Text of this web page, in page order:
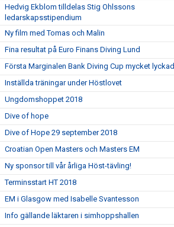
Hedvig Ekblom tilldelas Stig Ohlssons
ledarskapsstipendium
Ny film med Tomas och Malin
Fina resultat på Euro Finans Diving Lund
Första Marginalen Bank Diving Cup mycket lyckad
Inställda träningar under Höstlovet
Ungdomshoppet 2018
Dive of hope
Dive of Hope 29 september 2018
Croatian Open Masters och Masters EM
Ny sponsor till vår årliga Höst-tävling!
Terminsstart HT 2018
EM i Glasgow med Isabelle Svantesson
Info gällande läktaren i simhoppshallen